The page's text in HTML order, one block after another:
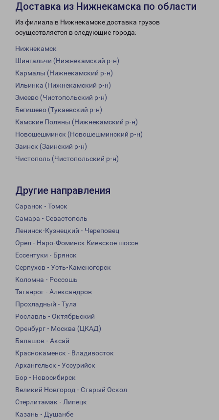
Доставка из Нижнекамска по области
Из филиала в Нижнекамске доставка грузов
осуществляется в следующие города:
Нижнекамск
Шингальчи (Нижнекамский р-н)
Кармалы (Нижнекамский р-н)
Ильинка (Нижнекамский р-н)
Змеево (Чистопольский р-н)
Бегишево (Тукаевский р-н)
Камские Поляны (Нижнекамский р-н)
Новошешминск (Новошешминский р-н)
Заинск (Заинский р-н)
Чистополь (Чистопольский р-н)
Другие направления
Саранск - Томск
Самара - Севастополь
Ленинск-Кузнецкий - Череповец
Орел - Наро-Фоминск Киевское шоссе
Ессентуки - Брянск
Серпухов - Усть-Каменогорск
Коломна - Россошь
Таганрог - Александров
Прохладный - Тула
Рославль - Октябрьский
Оренбург - Москва (ЦКАД)
Балашов - Аксай
Краснокаменск - Владивосток
Архангельск - Уссурийск
Бор - Новосибирск
Великий Новгород - Старый Оскол
Стерлитамак - Липецк
Казань - Душанбе